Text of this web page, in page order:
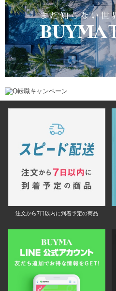
注文から7日以内に到着予定の商品